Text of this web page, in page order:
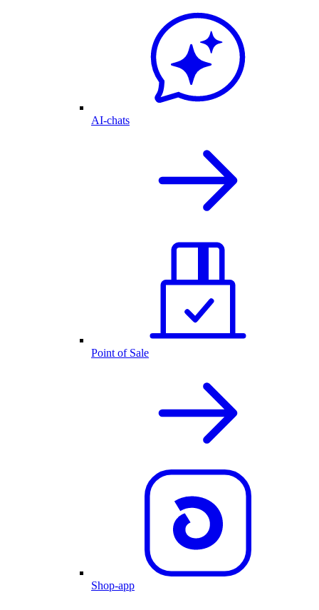
AI-chats
Point of Sale
Shop-app